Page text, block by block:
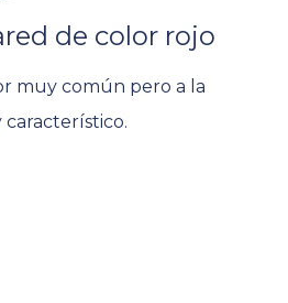
de color rojo
muy común pero a la